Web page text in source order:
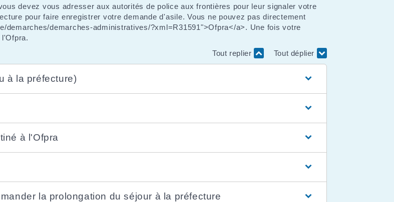
devez vous adresser aux autorités de police aux frontières pour leur signaler votre
pour faire enregistrer votre demande d'asile. Vous ne pouvez pas directement
demarches-administratives/?xml=R31591">Ofpra</a>. Une fois votre
Tout replier
Tout déplier
à la préfecture)
à l'Ofpra
la prolongation du séjour à la préfecture